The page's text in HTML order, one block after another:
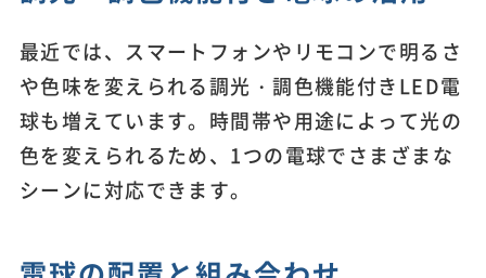
最近では、スマートフォンやリモコンで明るさ
や色味を変えられる調光・調色機能付きLED電
球も増えています。時間帯や用途によって光の
色を変えられるため、1つの電球でさまざまな
シーンに対応できます。